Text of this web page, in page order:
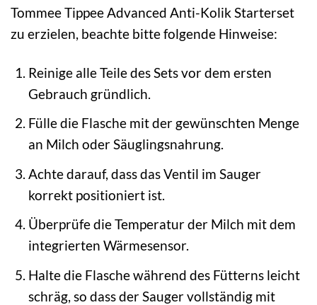
Tommee Tippee Advanced Anti-Kolik Starterset
zu erzielen, beachte bitte folgende Hinweise:
Reinige alle Teile des Sets vor dem ersten
Gebrauch gründlich.
Fülle die Flasche mit der gewünschten Menge
an Milch oder Säuglingsnahrung.
Achte darauf, dass das Ventil im Sauger
korrekt positioniert ist.
Überprüfe die Temperatur der Milch mit dem
integrierten Wärmesensor.
Halte die Flasche während des Fütterns leicht
schräg, so dass der Sauger vollständig mit